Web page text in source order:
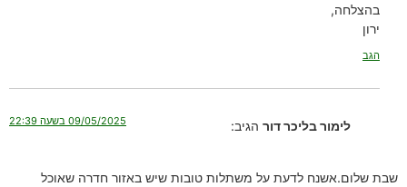
בהצלחה,
ירון
הגב
לימור בליכר דור הגיב: 09/05/2025 בשעה 22:39
שבת שלום.אשנח לדעת על משתלות טובות שיש באזור חדרה שאוכל